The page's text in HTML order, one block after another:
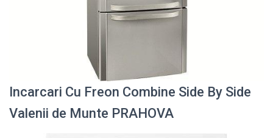
Incarcari Cu Freon Combine Side By Side
Valenii de Munte PRAHOVA